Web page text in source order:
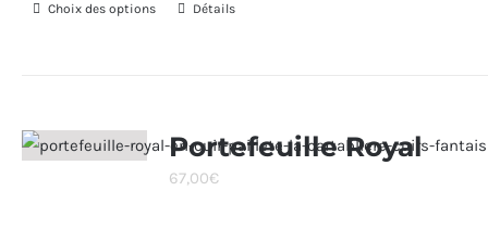
Choix des options
Ce
variations.
Les
Détails
Portefeuille Royal
67,00€